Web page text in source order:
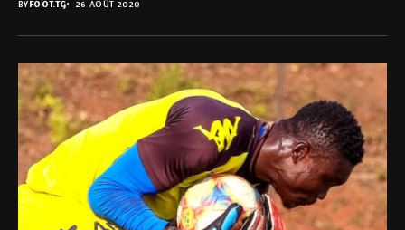
BYFOOT.TG 26 AOÛT 2020